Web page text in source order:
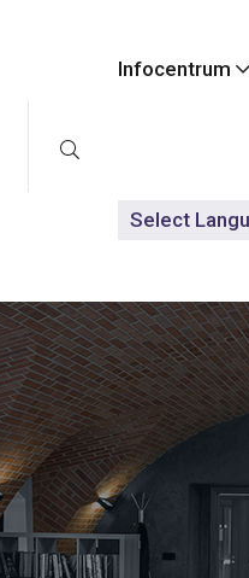
Infocentrum
Select